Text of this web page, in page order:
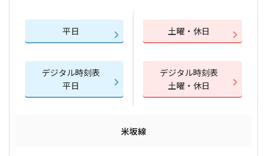
平日 土曜・休日
デジタル時刻表
平日
デジタル時刻表
土曜・休日
米坂線